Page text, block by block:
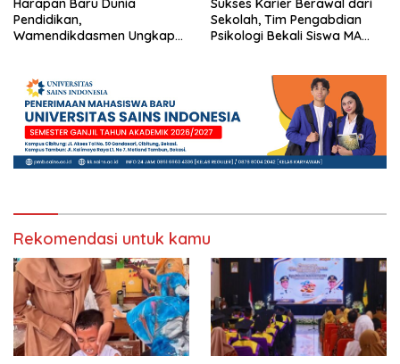
Harapan Baru Dunia
Pendidikan,
Wamendikdasmen Ungkap
Sukses Karier Berawal dari
Sekolah, Tim Pengabdian
Psikologi Bekali Siswa MA
Rekomendasi untuk kamu